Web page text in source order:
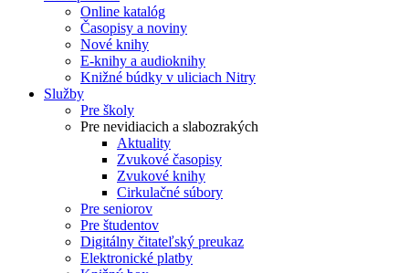
Online katalóg
Časopisy a noviny
Nové knihy
E-knihy a audioknihy
Knižné búdky v uliciach Nitry
Služby
Pre školy
Pre nevidiacich a slabozrakých
Aktuality
Zvukové časopisy
Zvukové knihy
Cirkulačné súbory
Pre seniorov
Pre študentov
Digitálny čitateľský preukaz
Elektronické platby